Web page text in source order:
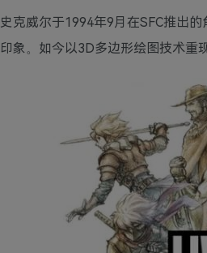
史克威尔于1994年9月在SFC推出
象。如今以3D多边形绘图技术重